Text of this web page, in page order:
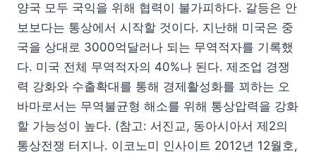
양국 모두 국익을 위해 협력이 불가피하다. 갈등은 안
보보다는 통상에서 시작할 것이다. 지난해 미국은 중
국을 상대로 3000억달러나 되는 무역적자를 기록했
다. 미국 전체 무역적자의 40%나 된다. 제조업 경쟁
력 강화와 수출확대를 통해 경제활성화를 꾀하는 오
바마로서는 무역불균형 해소를 위해 통상압력을 강화
할 가능성이 높다. (참고: 서진교, 동아시아서 제2의
통상전쟁 터지나. 이코노미 인사이트 2012년 12월호,